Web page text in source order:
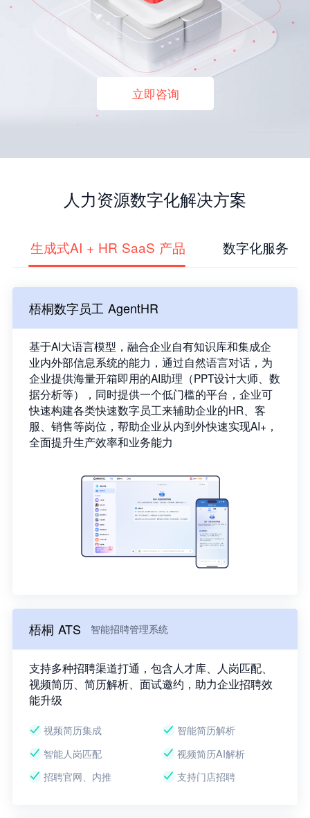
立即咨询
人力资源数字化解决方案
生成式AI + HR SaaS 产品 数字化服务
梧桐数字员工 AgentHR
基于AI大语言模型，融合企业自有知识库和集成企
业内外部信息系统的能力，通过自然语言对话，为
企业提供海量开箱即用的AI助理（PPT设计大师、数
据分析等），同时提供一个低门槛的平台，企业可
快速构建各类快速数字员工来辅助企业的HR、客
服、销售等岗位，帮助企业从内到外快速实现AI+，
全面提升生产效率和业务能力
梧桐 ATS 智能招聘管理系统
支持多种招聘渠道打通，包含人才库、人岗匹配、
视频简历、简历解析、面试邀约，助力企业招聘效
能升级
视频简历集成
智能简历解析
智能人岗匹配
视频简历AI解析
招聘官网、内推
支持门店招聘